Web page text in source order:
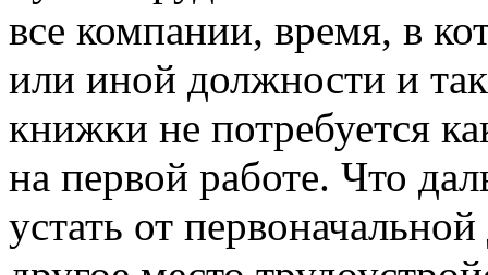
все компании, время, в
или иной должности и
книжки не потребуется
на первой работе. Что
устать от